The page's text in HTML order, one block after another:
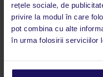
rețele sociale, de
privire la modul în care
pot combina cu alte
în urma folosirii serviciilor